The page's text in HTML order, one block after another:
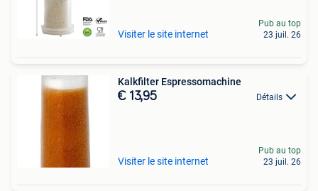
Visiter le site internet
Pub au top
23 juil. 26
Kalkfilter Espressomachine
€ 13,95 Détails
Visiter le site internet
Pub au top
23 juil. 26